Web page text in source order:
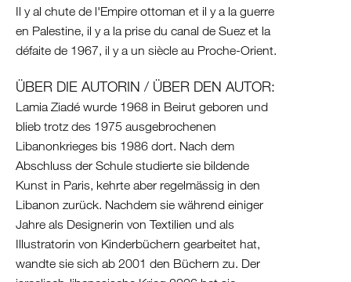
Il y al chute de l'Empire ottoman et il y a la guerre
en Palestine, il y a la prise du canal de Suez et la
défaite de 1967, il y a un siècle au Proche-Orient.
ÜBER DIE AUTORIN / ÜBER DEN AUTOR:
Lamia Ziadé wurde 1968 in Beirut geboren und
blieb trotz des 1975 ausgebrochenen
Libanonkrieges bis 1986 dort. Nach dem
Abschluss der Schule studierte sie bildende
Kunst in Paris, kehrte aber regelmässig in den
Libanon zurück. Nachdem sie während einiger
Jahre als Designerin von Textilien und als
Illustratorin von Kinderbüchern gearbeitet hat,
wandte sie sich ab 2001 den Büchern zu. Der